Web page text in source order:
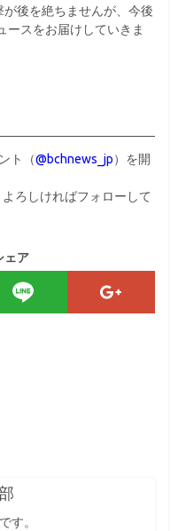
後を絶ちませんが、今後
ースをお届けしていきま
ト（@bchnews_jp）を開
ろしければフォローして
ェア
す。